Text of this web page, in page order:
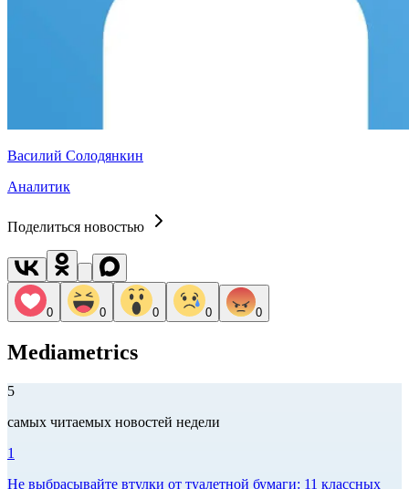
Василий Солодянкин
Аналитик
Поделиться новостью
0 0 0 0 0
Mediametrics
5
самых читаемых новостей недели
1
Не выбрасывайте втулки от туалетной бумаги: 11 классных